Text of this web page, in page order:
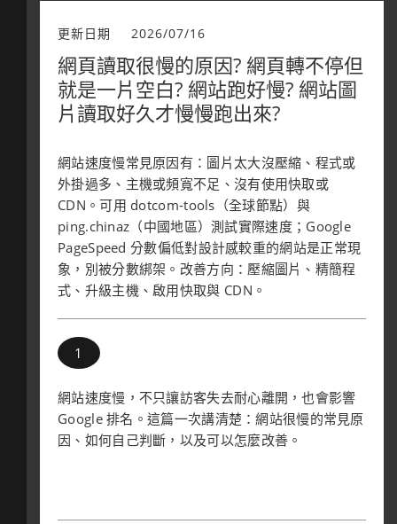
更新日期 2026/07/16
網頁讀取很慢的原因? 網頁轉不停但
就是一片空白? 網站跑好慢? 網站圖
片讀取好久才慢慢跑出來?
網站速度慢常見原因有：圖片太大沒壓縮、程式或
外掛過多、主機或頻寬不足、沒有使用快取或
CDN。可用 dotcom-tools（全球節點）與
ping.chinaz（中國地區）測試實際速度；Google
PageSpeed 分數偏低對設計感較重的網站是正常現
象，別被分數綁架。改善方向：壓縮圖片、精簡程
式、升級主機、啟用快取與 CDN。
網站速度慢，不只讓訪客失去耐心離開，也會影響
Google 排名。這篇一次講清楚：網站很慢的常見原
因、如何自己判斷，以及可以怎麼改善。